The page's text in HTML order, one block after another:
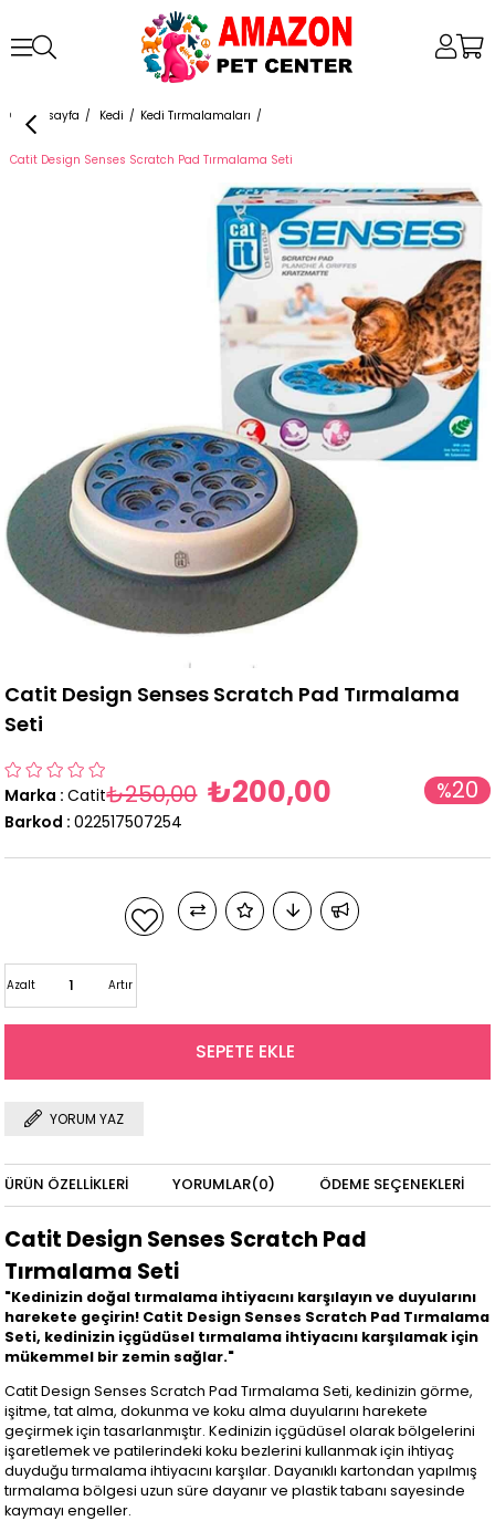
Anasayfa Kedi Kedi Tırmalamaları
Catit Design Senses Scratch Pad Tırmalama Seti
Catit Design Senses Scratch Pad Tırmalama
Seti
Marka : Catit %20
₺250,00 ₺200,00
Barkod : 022517507254
Artır
Azalt
YORUM YAZ
ÜRÜN ÖZELLIKLERI YORUMLAR(0) ÖDEME SEÇENEKLERI
Catit Design Senses Scratch Pad
Tırmalama Seti
"Kedinizin doğal tırmalama ihtiyacını karşılayın ve duyularını
harekete geçirin! Catit Design Senses Scratch Pad Tırmalama
Seti, kedinizin içgüdüsel tırmalama ihtiyacını karşılamak için
mükemmel bir zemin sağlar."
Catit Design Senses Scratch Pad Tırmalama Seti, kedinizin görme,
işitme, tat alma, dokunma ve koku alma duyularını harekete
geçirmek için tasarlanmıştır. Kedinizin içgüdüsel olarak bölgelerini
işaretlemek ve patilerindeki koku bezlerini kullanmak için ihtiyaç
duyduğu tırmalama ihtiyacını karşılar. Dayanıklı kartondan yapılmış
tırmalama bölgesi uzun süre dayanır ve plastik tabanı sayesinde
kaymayı engeller.